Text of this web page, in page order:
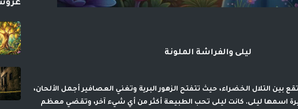
ليلى والفراشة الملونة
بين التلال الخضراء، حيث تتفتح الزهور البرية وتغني العصافير أجمل الألحان،
اسمها ليلى. كانت ليلى تحب الطبيعة أكثر من أي شيء آخر، وتقضي معظم